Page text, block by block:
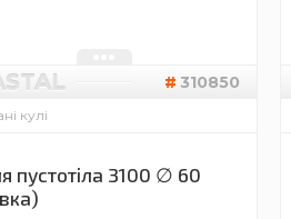
310850
кулі
пустотіла 3100 ∅ 60